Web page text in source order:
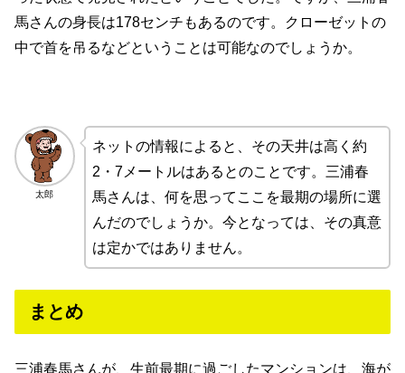
馬さんの身長は178センチもあるのです。クローゼットの
中で首を吊るなどということは可能なのでしょうか。
太郎
ネットの情報によると、その天井は高く約
2・7メートルはあるとのことです。三浦春
馬さんは、何を思ってここを最期の場所に選
んだのでしょうか。今となっては、その真意
は定かではありません。
まとめ
三浦春馬さんが、生前最期に過ごしたマンションは、海が